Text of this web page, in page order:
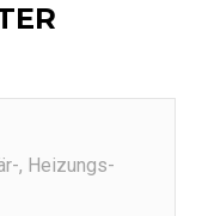
, Heizungs-